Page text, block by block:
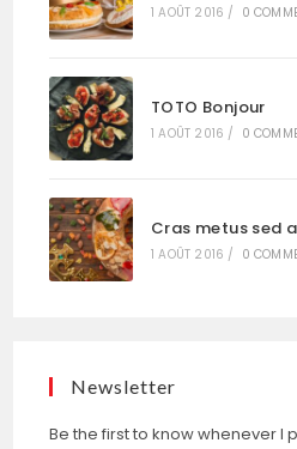
1 AOÛT 2016 / 0
TOTO Bonjour
1 AOÛT 2016 / 0
Cras metus sed
1 AOÛT 2016 / 0
Newsletter
Be the first to know whenever I